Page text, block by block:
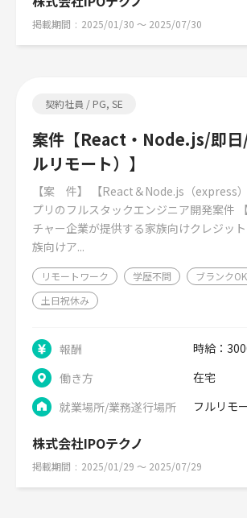
掲載期間 2025/01/30 〜 2025/07/30
契約社員 / PG, SE
案件【React・Node.js/即日
ルリモート）】
【案 件】 【React＆Node.js（express
プリのフルスタックエンジニア開発案件
チャー企業が提供する家族向けクレジッ
族向けア...
リモートワーク 学歴不問
ブランクOK
土日祝休み
報酬
時給：
働き方
在宅
就業場所/業務遂行場所
フルリモ
株式会社IPOテクノ
掲載期間 2025/01/29 〜 2025/07/29